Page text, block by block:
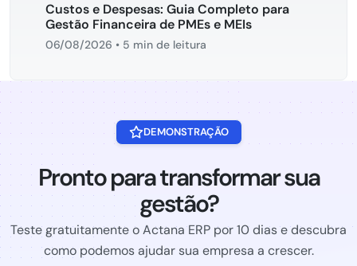
Custos e Despesas: Guia Completo para
Gestão Financeira de PMEs e MEIs
06/08/2026 • 5 min de leitura
DEMONSTRAÇÃO
Pronto para transformar sua
gestão?
Teste gratuitamente o Actana ERP por 10 dias e descubra
como podemos ajudar sua empresa a crescer.